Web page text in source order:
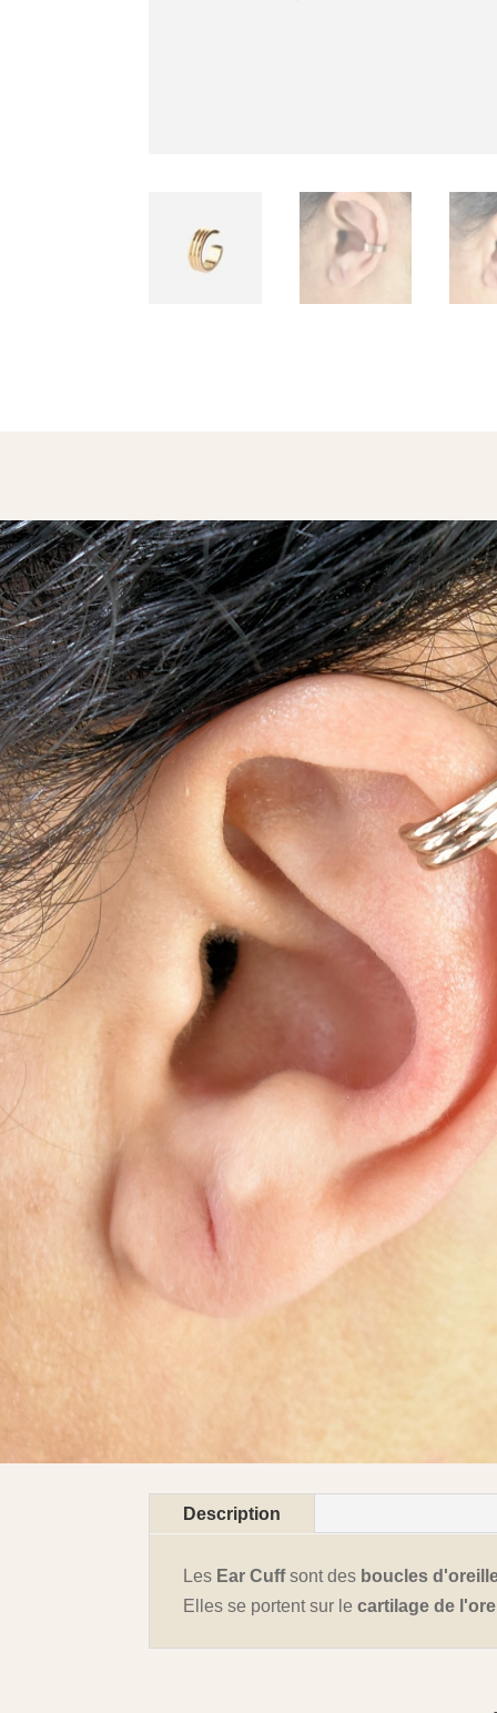
Description
Les Ear Cuffsont des boucles
Elles se portent sur lecartilage de